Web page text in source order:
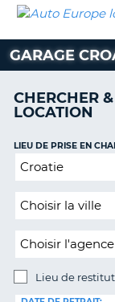
LOCATION
VOITURE
CAR
AUTO
EUROPE
LOCATION
VOITURE
CAMPING-
CAR
PARTENAIRES
SUPPORT
CLIENT
COMPTE
MA
GARAGE
CHERCHER
LOCATION
Lieu
restitution
LIEU DE PRISE EN
Lieu de